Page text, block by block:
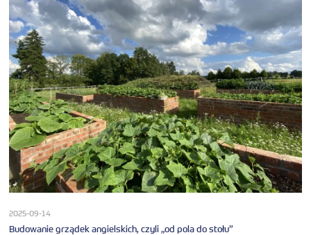
2025-09-14
Budowanie grządek angielskich, czyli „od pola do stołu”